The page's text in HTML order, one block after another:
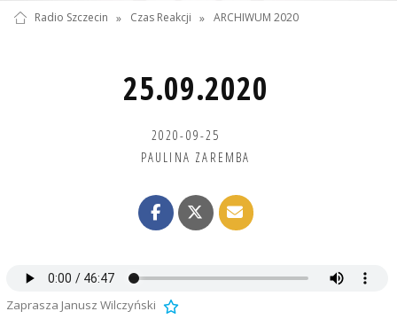
Radio Szczecin » Czas Reakcji » ARCHIWUM 2020
25.09.2020
2020-09-25
PAULINA ZAREMBA
Zaprasza Janusz Wilczyński